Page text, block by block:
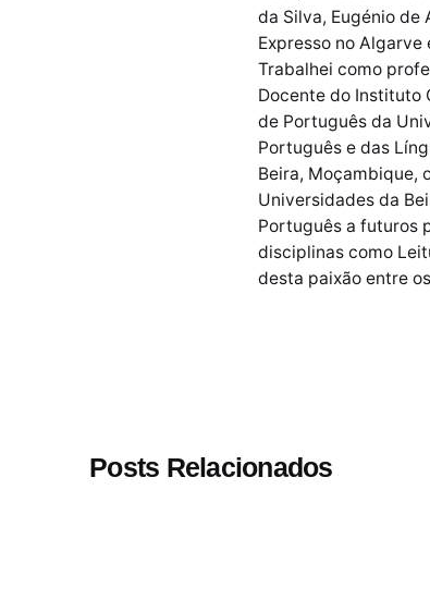
da Silva, Eugénio de
Expresso no
Trabalhei como
Docente do Instituto
de Português da
Português e das
Beira, Moçambique,
Universidades da
Português a futuros
disciplinas como
desta paixão entre
Posts Relacionados